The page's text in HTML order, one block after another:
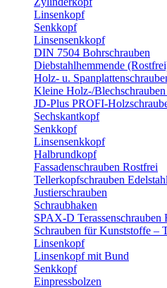
Linsenkopf
Senkkopf
Linsensenkkopf
DIN 7504 Bohrschrauben
Diebstahlhemmende
Holz- u.
Kleine Holz-/
JD-Plus PROFI-
Sechskantkopf
Senkkopf
Linsensenkkopf
Halbrundkopf
Fassadenschrauben Rostfrei
Tellerkopfschrauben Edelstahl
Justierschrauben
Schraubhaken
SPAX-D Terassenschrauben
Schrauben für Kunststoffe –
Linsenkopf
Linsenkopf mit Bund
Senkkopf
Einpressbolzen